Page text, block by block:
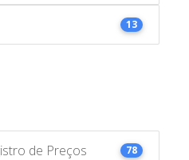
13
de Preços 78